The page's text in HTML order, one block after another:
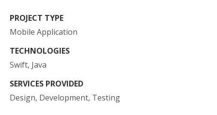
PROJECT TYPE
Mobile Application
TECHNOLOGIES
Swift, Java
SERVICES PROVIDED
Design, Development, Testing